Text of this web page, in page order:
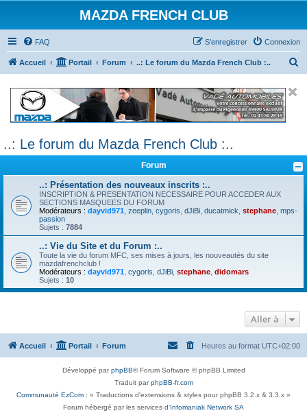
MAZDA FRENCH CLUB
FAQ Connexion
S’enregistrer
Accueil Portail Forum ..: Le forum du Mazda French Club :..
c
h
..: Le forum du Mazda French Club :..
Forum
..: Présentation des nouveaux inscrits :..
INSCRIPTION & PRESENTATION NECESSAIRE POUR ACCEDER AUX
SECTIONS MASQUEES DU FORUM
Modérateurs : dayvid971 zeeplin cygoris dJiBi ducatmick stephane mps-
passion
Sujets : 7884
..: Vie du Site et du Forum :..
Toute la vie du forum MFC, ses mises à jours, les nouveautés du site
mazdafrenchclub !
Modérateurs : dayvid971 cygoris dJiBi stephane didomars
Sujets : 10
Aller à
Accueil Portail Forum Heures au format UTC+02:00
Développé parphpBB® Forum Software © phpBB Limited
Traduit parphpBB-fr.com
Communauté EzCom : « Traductions d'extensions & styles pour phpBB 3.2.x & 3.3.x »
Forum hébergé par les services d’Infomaniak Network SA